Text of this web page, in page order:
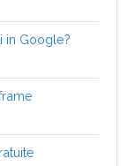
in Google?